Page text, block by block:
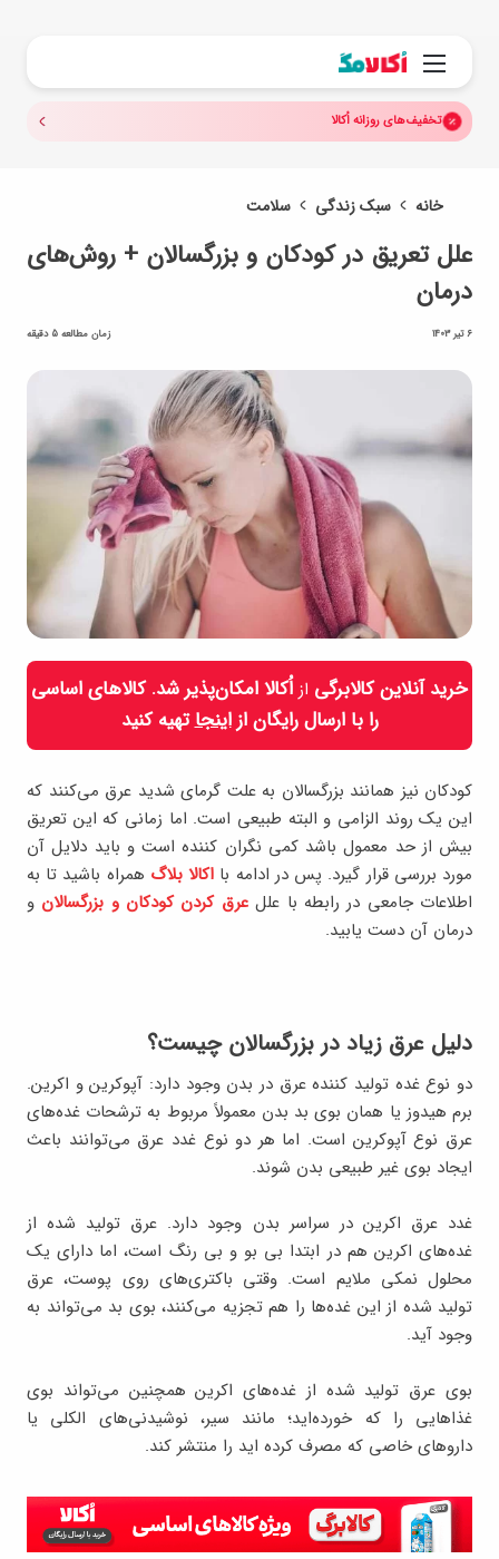
منو
تخفیف‌های روزانه اُکالا
خانه سبک زندگی سلامت
علل تعریق در کودکان و بزرگسالان + روش‌های
درمان
6 تیر 1403 زمان مطالعه 5 دقیقه
خرید آنلاین کالابرگی از اُکالا امکان‌پذیر شد. کالاهای اساسی
را با ارسال رایگان ازاینجاتهیه کنید
کودکان نیز همانند بزرگسالان به علت گرمای شدید عرق می‎‌کنند که
این یک روند الزامی و البته طبیعی است. اما زمانی که این تعریق
بیش از حد معمول باشد کمی نگران کننده است و باید دلایل آن
مورد بررسی قرار گیرد. پس در ادامه با اکالا بلاگ همراه باشید تا به
اطلاعات جامعی در رابطه با عللعرق کردن کودکان و بزرگسالان و
درمان آن دست یابید.
دلیل عرق زیاد در بزرگسالان چیست؟
دو نوع غده‌ تولید کننده‌ عرق در بدن وجود دارد: آپوکرین و اکرین.
برم هیدوز یا همان بوی بد بدن معمولاً مربوط به ترشحات غده‌های
عرق نوع آپوکرین است. اما هر دو نوع غدد عرق می‌توانند باعث
ایجاد بوی غیر طبیعی بدن شوند.
غدد عرق اکرین در سراسر بدن وجود دارد. عرق تولید شده از
غده‌های اکرین هم در ابتدا بی بو و بی رنگ است، اما دارای یک
محلول نمکی ملایم است. وقتی باکتری‌های روی پوست، عرق
تولید شده از این غده‌ها را هم تجزیه می‌کنند، بوی بد می‌تواند به
وجود آید.
بوی عرق تولید شده از غده‌های اکرین همچنین می‌تواند بوی
غذاهایی را که خورده‌اید؛ مانند سیر، نوشیدنی‌های الکلی یا
داروهای خاصی که مصرف کرده اید را منتشر کند.